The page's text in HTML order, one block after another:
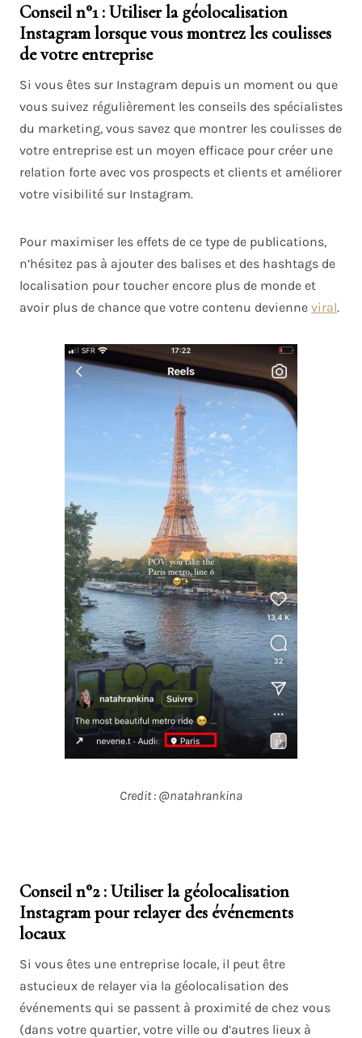
Conseil n°1 : Utiliser la géolocalisation
Instagram lorsque vous montrez les coulisses
de votre entreprise
Si vous êtes sur Instagram depuis un moment ou que
vous suivez régulièrement les conseils des spécialistes
du marketing, vous savez que montrer les coulisses de
votre entreprise est un moyen efficace pour créer une
relation forte avec vos prospects et clients et améliorer
votre visibilité sur Instagram.
Pour maximiser les effets de ce type de publications,
n’hésitez pas à ajouter des balises et des hashtags de
localisation pour toucher encore plus de monde et
avoir plus de chance que votre contenu devienne viral.
Credit : @natahrankina
Conseil n°2 : Utiliser la géolocalisation
Instagram pour relayer des événements
locaux
Si vous êtes une entreprise locale, il peut être
astucieux de relayer via la géolocalisation des
événements qui se passent à proximité de chez vous
(dans votre quartier, votre ville ou d’autres lieux à